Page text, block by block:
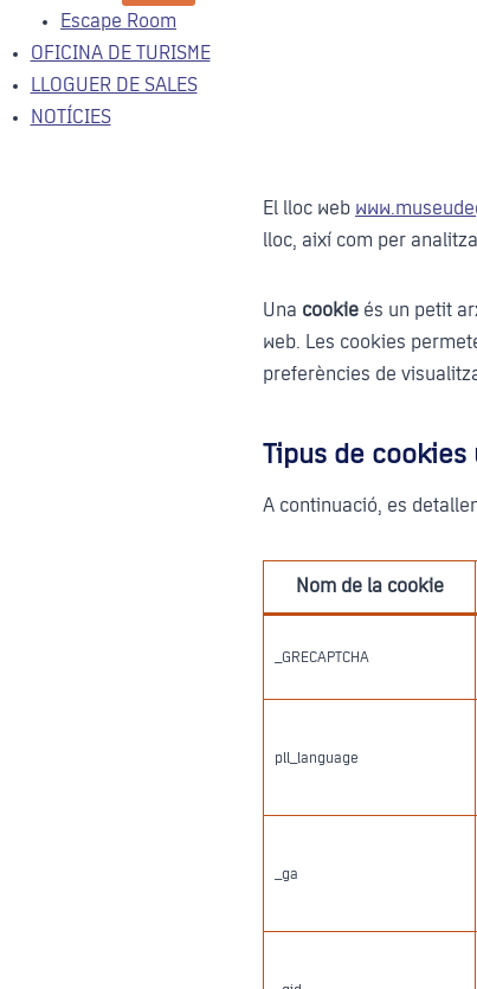
Escape Room
OFICINA DE TURISME
LLOGUER DE SALES
NOTÍCIES
El lloc web
lloc, així com per
Una cookie és un petit
web. Les cookies
preferències de
Tipus de cookies
A continuació, es
Nom de la cookie
_GRECAPTCHA
pll_language
_ga